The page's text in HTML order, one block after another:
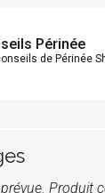
Périnée
de Périnée
Produit